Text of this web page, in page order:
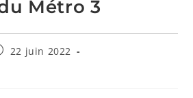
Métro 3
22 juin 2022